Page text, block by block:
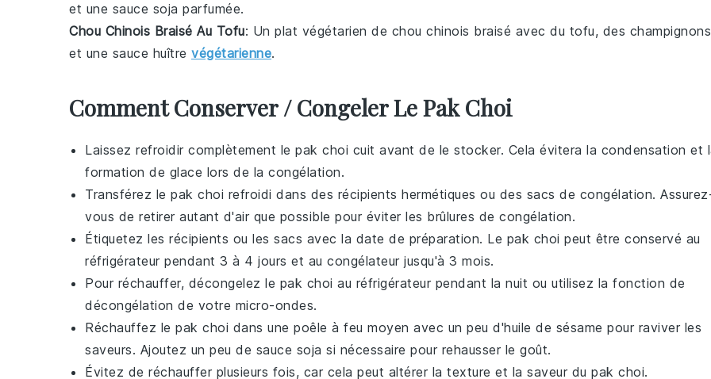
et une sauce soja parfumée.
Chou Chinois Braisé Au Tofu: Un plat végétarien de chou chinois braisé avec du tofu, des champignons
et une sauce huître végétarienne.
Comment Conserver / Congeler Le Pak Choi
Laissez refroidir complètement le pak choi cuit avant de le stocker. Cela évitera la condensation et
formation de glace lors de la congélation.
Transférez le pak choi refroidi dans des récipients hermétiques ou des sacs de congélation.
vous de retirer autant d'air que possible pour éviter les brûlures de congélation.
Étiquetez les récipients ou les sacs avec la date de préparation. Le pak choi peut être conservé au
réfrigérateur pendant 3 à 4 jours et au congélateur jusqu'à 3 mois.
Pour réchauffer, décongelez le pak choi au réfrigérateur pendant la nuit ou utilisez la fonction de
décongélation de votre micro-ondes.
Réchauffez le pak choi dans une poêle à feu moyen avec un peu d'huile de sésame pour raviver les
saveurs. Ajoutez un peu de sauce soja si nécessaire pour rehausser le goût.
Évitez de réchauffer plusieurs fois, car cela peut altérer la texture et la saveur du pak choi.